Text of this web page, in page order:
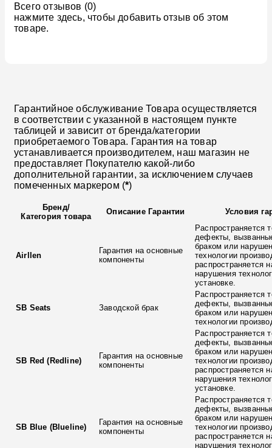
Всего отзывов (0)
нажмите здесь, чтобы добавить отзыв об этом
товаре.
Гарантийное обслуживание Товара осуществляется
в соответствии с указанной в настоящем пункте
таблицей и зависит от бренда/категории
приобретаемого Товара. Гарантия на товар
устанавливается производителем, наш магазин не
предоставляет Покупателю какой-либо
дополнительной гарантии, за исключением случаев
помеченных маркером (*)
Бренд/
Категория товара
Описание Гарантии Условия
Airllen
Гарантия на основные
компоненты
Распространяется
дефекты,
браком или
технологии
распространяется
нарушения
установке.
SB Seats Заводской брак
Распространяется
дефекты,
браком или
технологии
SB Red (Redline)
Гарантия на основные
компоненты
Распространяется
дефекты,
браком или
технологии
распространяется
нарушения
установке.
SB Blue (Blueline)
Гарантия на основные
компоненты
Распространяется
дефекты,
браком или
технологии
распространяется
нарушения